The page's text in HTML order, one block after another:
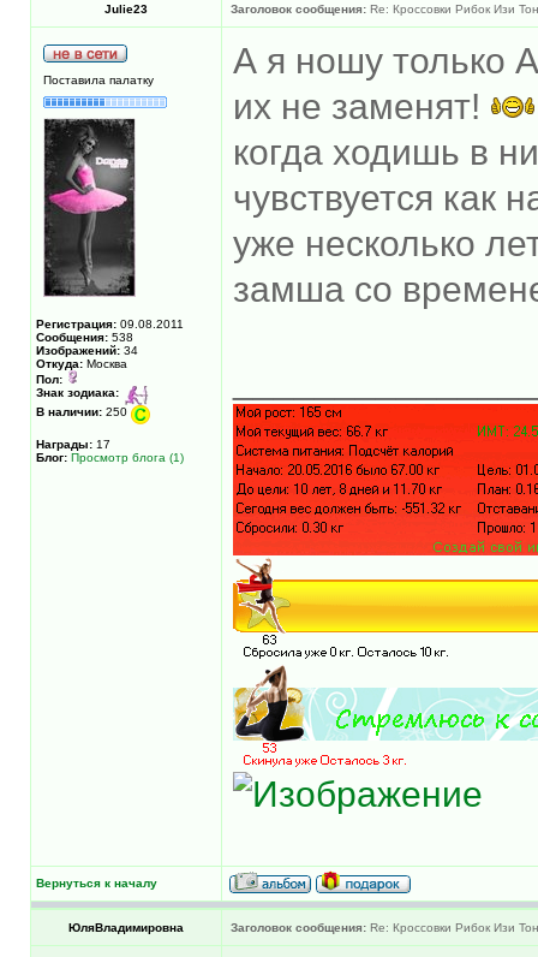
Julie23 Заголовок сообщения: Re: Кроссовки Рибок Изи
Поставила палатку
Регистрация: 09.08.2011
Сообщения: 538
Изображений: 34
Откуда: Москва
Пол:
Знак зодиака:
В наличии: 250
Награды: 17
Блог: Просмотр блога (1)
А я ношу только
их не заменят!
когда ходишь в
чувствуется
уже несколько
замша со
Вернуться к началу
ЮляВладимировна Заголовок сообщения: Re: Кроссовки Рибок Изи